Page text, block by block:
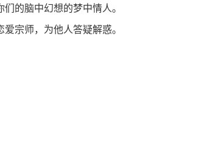
的脑中幻想的梦中情人。
宗师，为他人答疑解惑。